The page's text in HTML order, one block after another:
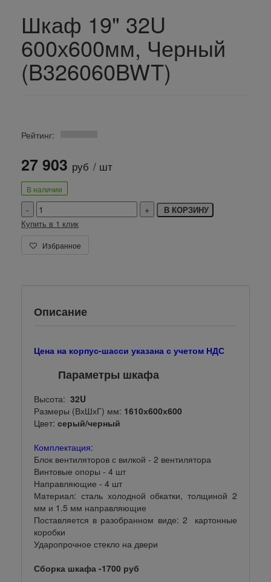
Шкаф 19" 32U
600х600мм, Черный
(B326060BWT)
Рейтинг:
27 903 руб / шт
В наличии
В КОРЗИНУ
Купить в 1 клик
Избранное
Описание
Цена на корпус-шасси указана с учетом НДС
Параметры шкафа
Высота: 32U
Размеры (ВхШхГ) мм: 1610х600х600
Цвет: серый/черный
Комплектация:
Блок вентиляторов с вилкой - 2 вентилятора
Винтовые опоры - 4 шт
Направляющие - 4 шт
Материал: сталь холодной обкатки, толщиной 2
мм и 1.5 мм направляющие
Поставляется в разобранном виде: 2 картонные
коробки
Ударопрочное стекло на двери
Сборка шкафа -1700 руб